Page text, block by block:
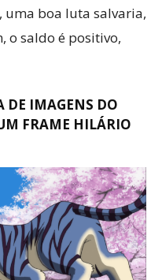
uma boa luta salvaria,
o saldo é positivo,
DE IMAGENS DO
FRAME HILÁRIO